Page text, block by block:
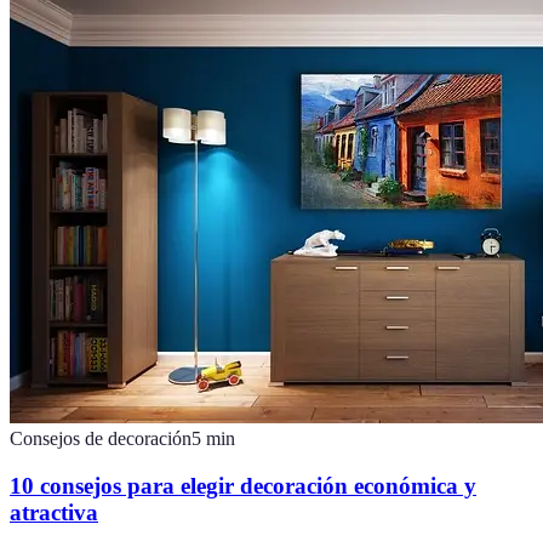
Consejos de decoración5 min
10 consejos para elegir decoración económica y
atractiva